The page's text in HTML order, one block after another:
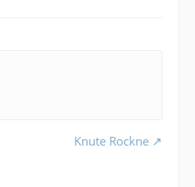
Knute Rockne